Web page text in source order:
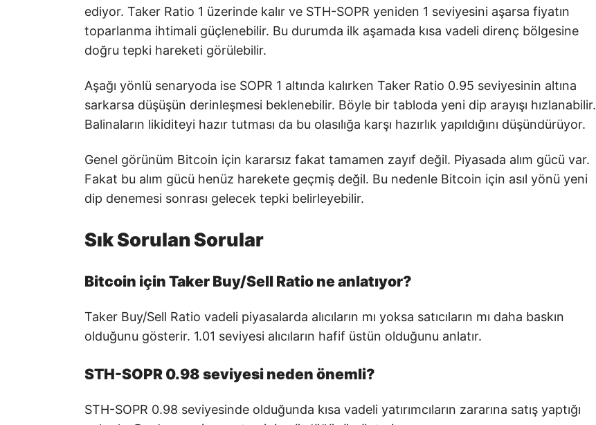
ediyor. Taker Ratio 1 üzerinde kalır ve STH-SOPR yeniden 1 seviyesini aşarsa fiyatın
toparlanma ihtimali güçlenebilir. Bu durumda ilk aşamada kısa vadeli direnç bölgesine
doğru tepki hareketi görülebilir.
Aşağı yönlü senaryoda ise SOPR 1 altında kalırken Taker Ratio 0.95 seviyesinin altına
sarkarsa düşüşün derinleşmesi beklenebilir. Böyle bir tabloda yeni dip arayışı hızlanabilir.
Balinaların likiditeyi hazır tutması da bu olasılığa karşı hazırlık yapıldığını düşündürüyor.
Genel görünüm Bitcoin için kararsız fakat tamamen zayıf değil. Piyasada alım gücü var.
Fakat bu alım gücü henüz harekete geçmiş değil. Bu nedenle Bitcoin için asıl yönü yeni
dip denemesi sonrası gelecek tepki belirleyebilir.
Sık Sorulan Sorular
Bitcoin için Taker Buy/Sell Ratio ne anlatıyor?
Taker Buy/Sell Ratio vadeli piyasalarda alıcıların mı yoksa satıcıların mı daha baskın
olduğunu gösterir. 1.01 seviyesi alıcıların hafif üstün olduğunu anlatır.
STH-SOPR 0.98 seviyesi neden önemli?
STH-SOPR 0.98 seviyesinde olduğunda kısa vadeli yatırımcıların zararına satış yaptığı